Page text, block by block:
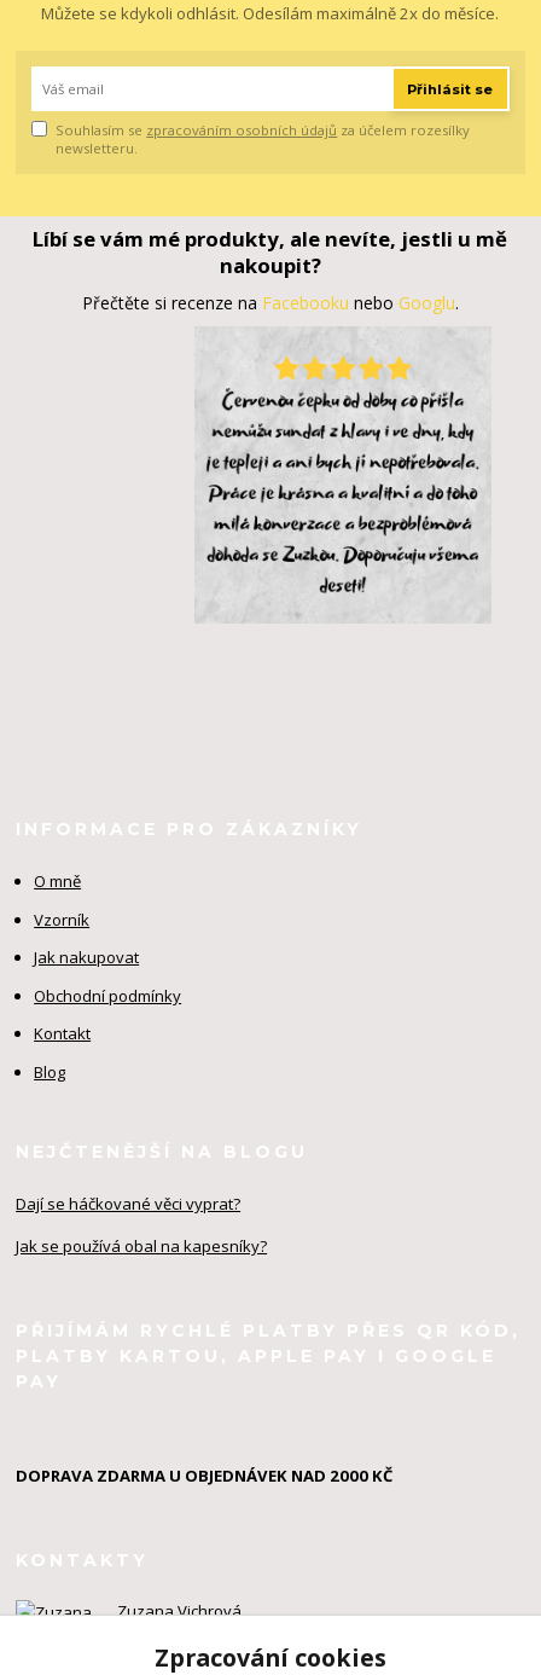
Můžete se kdykoli odhlásit. Odesílám maximálně 2x do měsíce.
Přihlásit se
Souhlasím se zpracováním osobních údajů za účelem rozesílky
newsletteru.
Líbí se vám mé produkty, ale nevíte, jestli u mě
nakoupit?
Přečtěte si recenze na Facebooku nebo Googlu.
INFORMACE PRO ZÁKAZNÍKY
O mně
Vzorník
Jak nakupovat
Obchodní podmínky
Kontakt
Blog
NEJČTENĚJŠÍ NA BLOGU
Dají se háčkované věci vyprat?
Jak se používá obal na kapesníky?
PŘIJÍMÁM RYCHLÉ PLATBY PŘES QR KÓD,
PLATBY KARTOU, APPLE PAY I GOOGLE
PAY
DOPRAVA ZDARMA U OBJEDNÁVEK NAD 2000 KČ
KONTAKTY
Zuzana Vichrová
Zpracování cookies